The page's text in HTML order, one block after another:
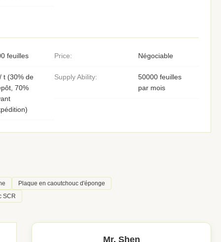
feuilles Price: Négociable
t (30% de
70%
Supply Ability:
50000 feuilles
par mois
Plaque en caoutchouc d'éponge
SCR
Mr. Shen